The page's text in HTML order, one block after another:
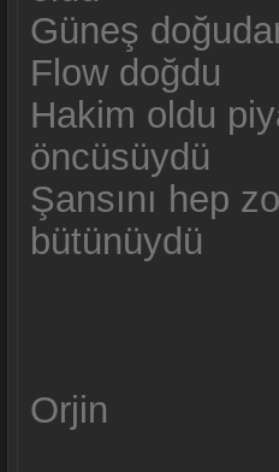
Güneş
Flow doğdu
Hakim oldu
öncüsüydü
Şansını hep
bütünüydü
Orjin